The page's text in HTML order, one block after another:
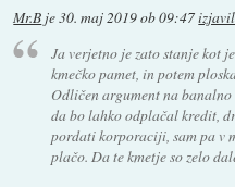
Mr.B je30. maj 2019 ob 09:47izjavil
Ja verjetno je zato stanje kot
kmečko pamet, in potem
Odličen argument na
da bo lahko odplačal kredit,
pordati korporaciji, sam pa v
plačo. Da te kmetje so zelo